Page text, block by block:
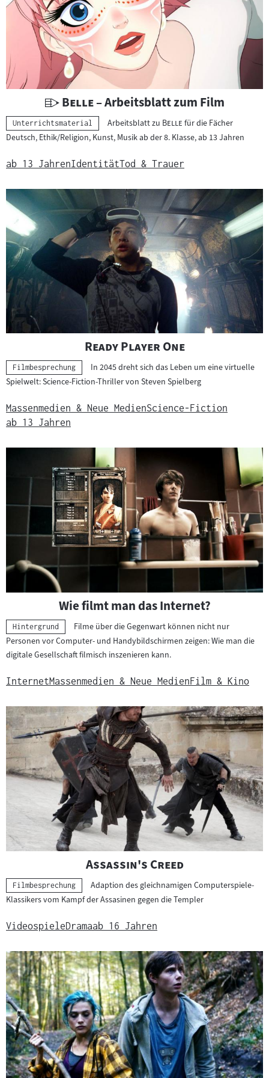
e
r
g
e
b
n
s
e
U
n
t
r
i
c
t
s
a
t
a
l
:
"
Belle"
– Arbeitsblatt zum Film
Kategorie:
Unterrichtsmaterial Arbeitsblatt zu "Belle "für die Fächer
Deutsch, Ethik/Religion, Kunst, Musik ab der 8. Klasse, ab 13 Jahren
ab 13 JahrenIdentitätTod & Trauer
"
Ready Player One"
Kategorie:
Filmbesprechung
In 2045 dreht sich das Leben um eine virtuelle
Spielwelt: Science-Fiction-Thriller von Steven Spielberg
Massenmedien & Neue MedienScience-Fiction
ab 13 Jahren
Wie filmt man das Internet?
Kategorie:
Hintergrund
Filme über die Gegenwart können nicht nur
Personen vor Computer- und Handybildschirmen zeigen: Wie man die
digitale Gesellschaft filmisch inszenieren kann.
InternetMassenmedien & Neue MedienFilm & Kino
"
Assassin's Creed"
Kategorie:
Filmbesprechung
Adaption des gleichnamigen Computerspiele-
Klassikers vom Kampf der Assasinen gegen die Templer
VideospieleDramaab 16 Jahren